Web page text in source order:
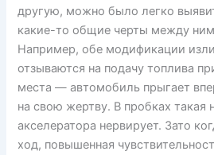
другую, можно было легко
какие-то общие черты между
Например, обе модификации
отзываются на подачу топлива
места — автомобиль прыгает
на свою жертву. В пробках такая
акселератора нервирует. Зато
ход, повышенная